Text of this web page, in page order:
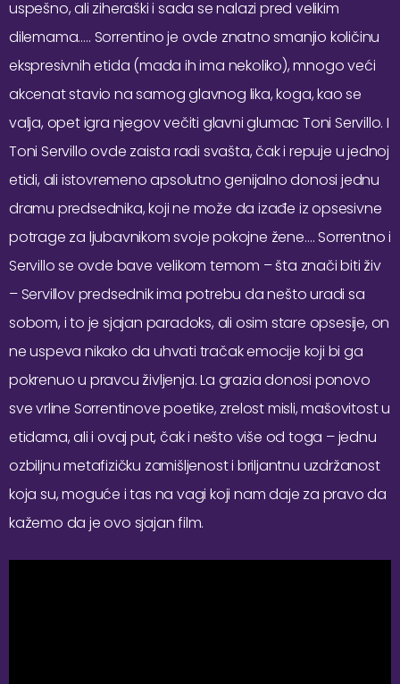
uspešno, ali ziheraški i sada se nalazi pred velikim
dilemama….. Sorrentino je ovde znatno smanjio količinu
ekspresivnih etida (mada ih ima nekoliko), mnogo veći
akcenat stavio na samog glavnog lika, koga, kao se
valja, opet igra njegov večiti glavni glumac Toni Servillo. I
Toni Servillo ovde zaista radi svašta, čak i repuje u jednoj
etidi, ali istovremeno apsolutno genijalno donosi jednu
dramu predsednika, koji ne može da izađe iz opsesivne
potrage za ljubavnikom svoje pokojne žene…. Sorrentno i
Servillo se ovde bave velikom temom – šta znači biti živ
– Servillov predsednik ima potrebu da nešto uradi sa
sobom, i to je sjajan paradoks, ali osim stare opsesije, on
ne uspeva nikako da uhvati tračak emocije koji bi ga
pokrenuo u pravcu življenja. La grazia donosi ponovo
sve vrline Sorrentinove poetike, zrelost misli, mašovitost u
etidama, ali i ovaj put, čak i nešto više od toga – jednu
ozbiljnu metafizičku zamišljenost i briljantnu uzdržanost
koja su, moguće i tas na vagi koji nam daje za pravo da
kažemo da je ovo sjajan film.